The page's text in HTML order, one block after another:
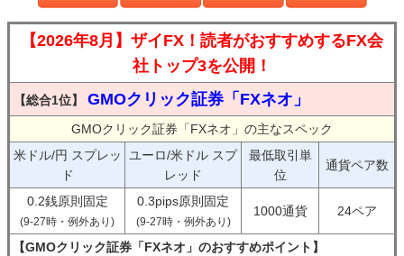
【2026年8月】ザイFX！読者がおすすめするFX会
社トップ3を公開！
【総合1位】 GMOクリック証券「FXネオ」
GMOクリック証券「FXネオ」の主なスペック
米ドル/円 スプレッ
ド
ユーロ/米ドル スプ
レッド
最低取引単
位
通貨ペア数
0.2銭原則固定
(9-27時・例外あり)
0.3pips原則固定
(9-27時・例外あり)
1000通貨 24ペア
【GMOクリック証券「FXネオ」のおすすめポイント】